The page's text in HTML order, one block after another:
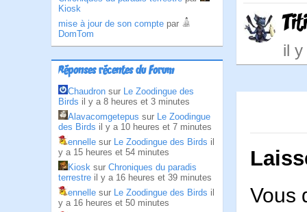
Kiosk
mise à jour de son compte par
DomTom
Réponses récentes du Forum
Chaudron sur Le Zoodingue des
Birds il y a 8 heures et 3 minutes
Alavacomgetepus sur Le Zoodingue
des Birds il y a 10 heures et 7 minutes
ennelle sur Le Zoodingue des Birds il
y a 15 heures et 54 minutes
Kiosk sur Chroniques du paradis
terrestre il y a 16 heures et 39 minutes
ennelle sur Le Zoodingue des Birds il
y a 16 heures et 50 minutes
il y
Vous